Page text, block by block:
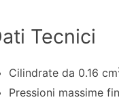
Tecnici
Cilindrate da 0.16 cm
Pressioni massime